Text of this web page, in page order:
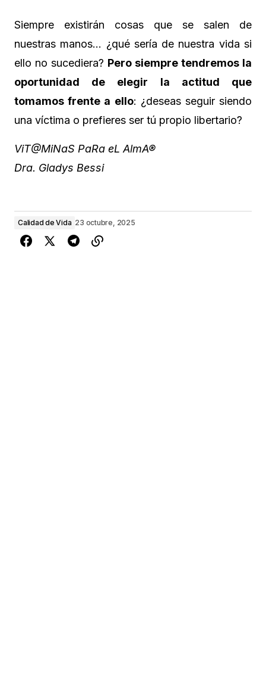
Siempre existirán cosas que se salen de
nuestras manos… ¿qué sería de nuestra vida si
ello no sucediera? Pero siempre tendremos la
oportunidad de elegir la actitud que
tomamos frente a ello: ¿deseas seguir siendo
una víctima o prefieres ser tú propio libertario?
ViT@MiNaS PaRa eL AlmA®
Dra. Gladys Bessi
Calidad de Vida 23 octubre, 2025